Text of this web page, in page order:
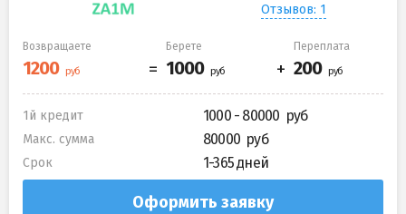
Отзывов: 1
Возвращаете Берете Переплата
1й кредит 1000 - 80000
Макс. сумма 80000
Срок 1-365 дней
Оформить заявку